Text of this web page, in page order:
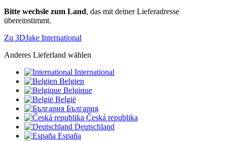
Bitte wechsle zum Land, das mit deiner Lieferadresse
übereinstimmt.
Zu 3DJake International
Anderes Lieferland wählen
International
Belgien
Belgique
België
България
Česká republika
Deutschland
España